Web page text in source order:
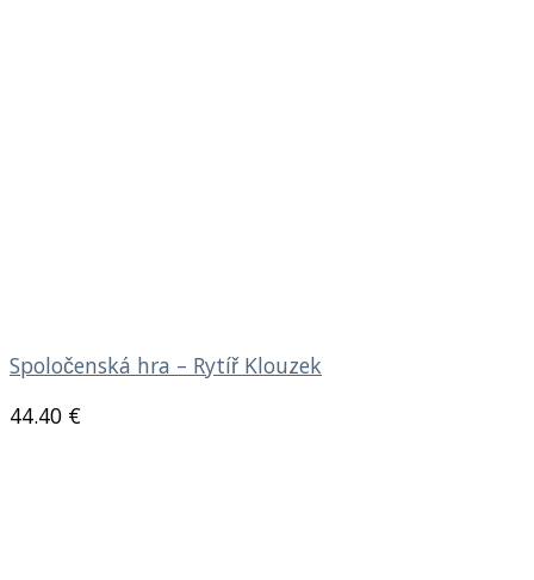
Spoločenská hra – Rytíř Klouzek
44.40 €